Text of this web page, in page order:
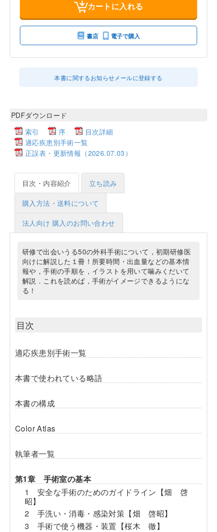
カートに入れる
書店 電子で購入
本書に関するお知らせメールに登録する
PDFダウンロード
索引
序
目次詳細
適応疾患別手術一覧
正誤表・更新情報（2026.07.03）
目次・内容紹介 立ち読み
購入方法・送料について
法人向け 購入のお問い合わせ
研修で出会いうる50の外科手術について，初期研修医
向けに解説した１冊！所要時間・出血量などの基本情
報や，手術の手順を，イラストを用いて噛みくだいて
解説．これを読めば，手術がイメージできるようにな
る！
目次
適応疾患別手術一覧
本書で使われている略語
本書の構成
Color Atlas
執筆者一覧
第1章 手術室の基本
1 安全な手術のためのガイドライン【畑 啓
昭】
2 手洗い・消毒・感染対策【畑 啓昭】
3 手術で使う機器・装置【桜木 徹】